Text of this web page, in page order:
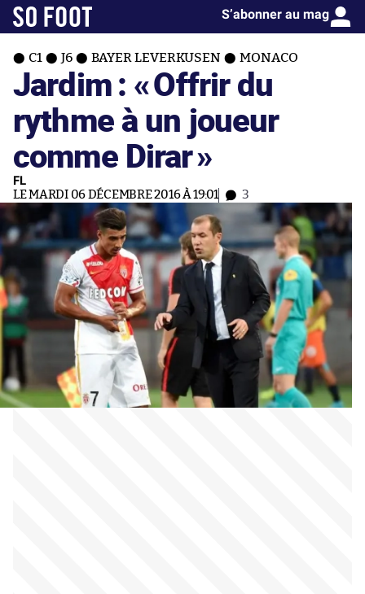
S’abonner au mag
C1 J6 BAYER LEVERKUSEN MONACO
Jardim : «Offrir du
rythme à un joueur
comme Dirar»
FL
LE MARDI 06 DÉCEMBRE 2016 À 19:01 3